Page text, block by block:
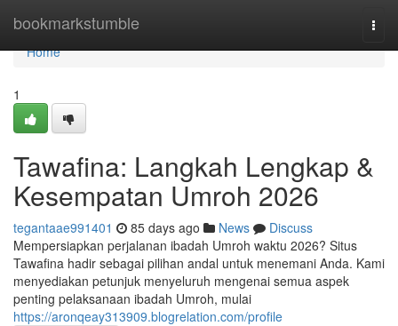
bookmarkstumble
Home
Home
1
Tawafina: Langkah Lengkap &
Kesempatan Umroh 2026
tegantaae991401 85 days ago News
Discuss
Mempersiapkan perjalanan ibadah Umroh waktu 2026? Situs
Tawafina hadir sebagai pilihan andal untuk menemani Anda. Kami
menyediakan petunjuk menyeluruh mengenai semua aspek
penting pelaksanaan ibadah Umroh, mulai
https://aronqeay313909.blogrelation.com/profile